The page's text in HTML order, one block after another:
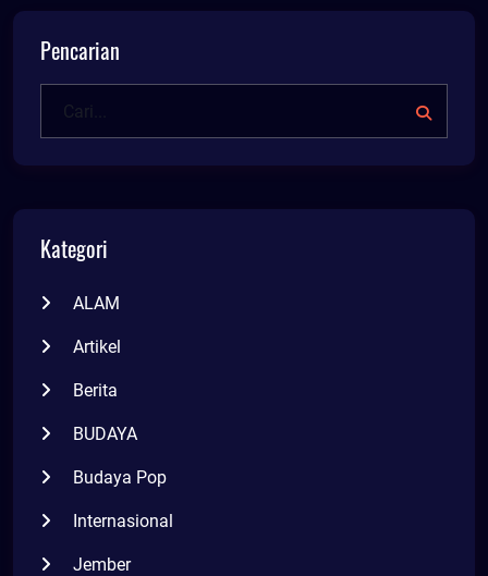
Pencarian
Kategori
ALAM
Artikel
Berita
BUDAYA
Budaya Pop
Internasional
Jember